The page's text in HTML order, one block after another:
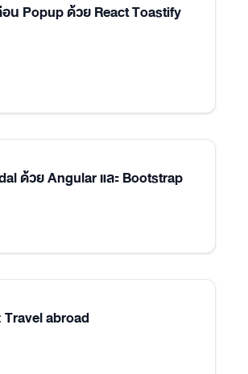
อน Popup ด้วย React Toastify
ด้วย Angular และ Bootstrap
Travel abroad